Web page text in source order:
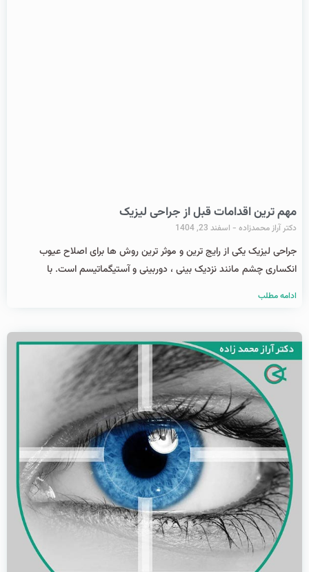
مهم ترین اقدامات قبل از جراحی لیزیک
دکتر آراز محمدزاده اسفند 23, 1404
جراحی لیزیک یکی از رایج‌ ترین و موثر ترین روش‌ ها برای اصلاح عیوب
انکساری چشم مانند نزدیک ‌بینی ، دوربینی و آستیگماتیسم است. با
ادامه مطلب